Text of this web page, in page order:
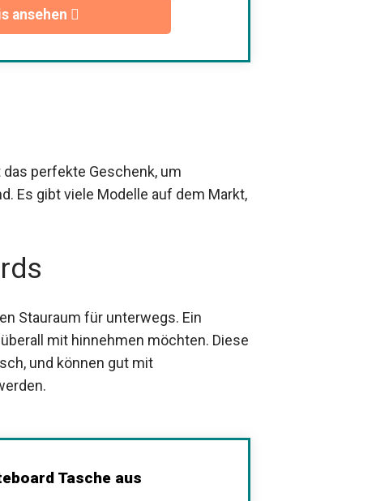
ansehen
perfekte Geschenk, um
Es gibt viele Modelle auf dem
Stauraum für unterwegs. Ein
mit hinnehmen möchten.
stylisch, und können gut mit